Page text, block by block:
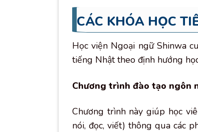
CÁC KHÓA HỌC
Học viện Ngoại ngữ Shinwa
tiếng Nhật theo định hướng
Chương trình đào tạo ngôn
Chương trình này giúp học
nói, đọc, viết) thông qua các